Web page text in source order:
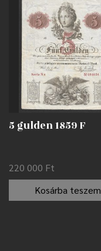
5 gulden 1859 F
220 000 Ft
Kosárba teszem